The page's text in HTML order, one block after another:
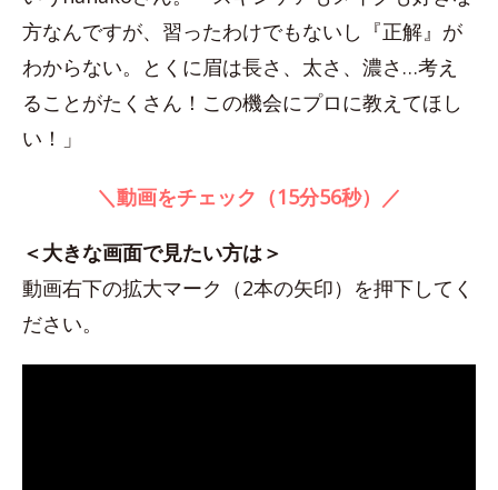
方なんですが、習ったわけでもないし『正解』が
わからない。とくに眉は長さ、太さ、濃さ…考え
ることがたくさん！この機会にプロに教えてほし
い！」
＼動画をチェック（15分56秒）／
＜大きな画面で見たい方は＞
動画右下の拡大マーク（2本の矢印）を押下してく
ださい。